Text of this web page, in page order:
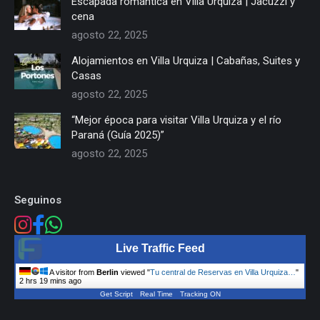
cena
agosto 22, 2025
Alojamientos en Villa Urquiza | Cabañas, Suites y
Casas
agosto 22, 2025
“Mejor época para visitar Villa Urquiza y el río
Paraná (Guía 2025)”
agosto 22, 2025
Seguinos
Live Traffic Feed
A visitor from Berlin viewed "Tu central de Reservas en Villa Urquiza… "
2 hrs 19 mins ago
Get Script Real Time Tracking ON